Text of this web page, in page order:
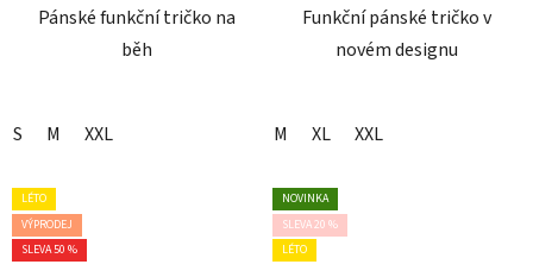
Pánské funkční tričko na
běh
S M XXL
Funkční pánské tričko v
novém designu
M XL XXL
LÉTO
VÝPRODEJ
SLEVA 50 %
NOVINKA
SLEVA 20 %
LÉTO